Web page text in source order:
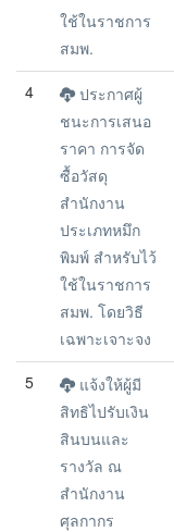
ใช้ในราชการ
สมพ.
4
ประกาศผู้
ชนะการเสนอ
ราคา การจัด
ซื้อวัสดุ
สำนักงาน
ประเภทหมึก
พิมพ์ สำหรับไว้
ใช้ในราชการ
สมพ. โดยวิธี
เฉพาะเจาะจง
5
แจ้งให้ผู้มี
สิทธิไปรับเงิน
สินบนและ
รางวัล ณ
สำนักงาน
ศุลกากร